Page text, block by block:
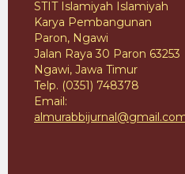
STIT Islamiyah Islamiyah
Karya Pembangunan
Paron, Ngawi
Jalan Raya 30 Paron 63253
Ngawi, Jawa Timur
Telp. (0351) 748378
Email: